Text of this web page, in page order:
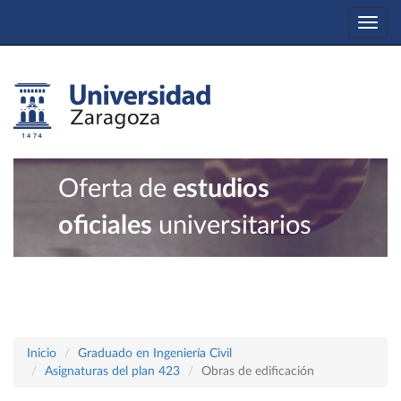
Oferta de estudios
oficiales universitarios
Inicio
Graduado en Ingeniería Civil
Asignaturas del plan 423
Obras de edificación